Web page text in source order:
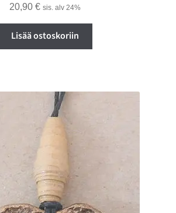
20,90 € sis. alv 24%
Lisää ostoskoriin